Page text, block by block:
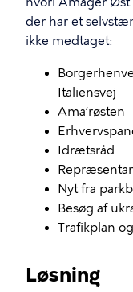
der har et
ikke medtaget:
Italiensvej
Ama’røsten
Idrætsråd
Nyt fra
Besøg af
Trafikplan
Løsning